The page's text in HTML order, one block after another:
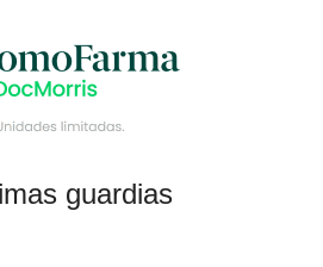
guardias